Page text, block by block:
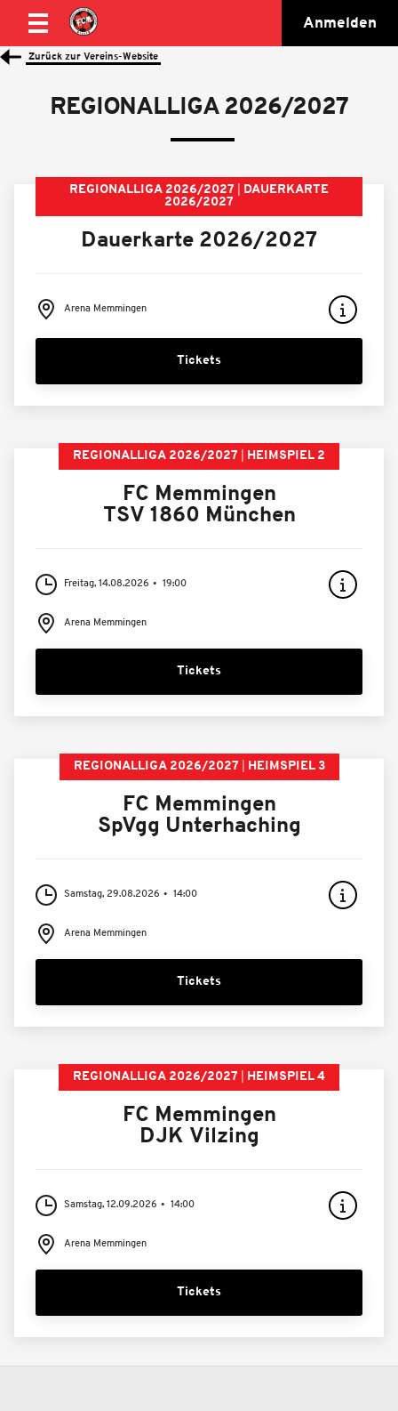
Anmelden
Zurück zur Vereins-Website
REGIONALLIGA 2026/2027
REGIONALLIGA 2026/2027
DAUERKARTE
2026/2027
Dauerkarte 2026/2027
Arena Memmingen
Tickets
REGIONALLIGA 2026/2027 HEIMSPIEL 2
FC Memmingen
TSV 1860 München
Freitag, 14.08.2026 19:00
Arena Memmingen
Tickets
REGIONALLIGA 2026/2027 HEIMSPIEL 3
FC Memmingen
SpVgg Unterhaching
Samstag, 29.08.2026 14:00
Arena Memmingen
Tickets
REGIONALLIGA 2026/2027 HEIMSPIEL 4
FC Memmingen
DJK Vilzing
Samstag, 12.09.2026 14:00
Arena Memmingen
Tickets